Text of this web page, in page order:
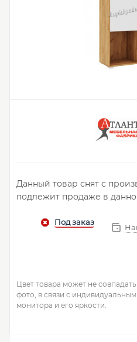
Данный товар снят с
подлежит продаже в
Цвет товара может не
фото, в связи с
монитора и его яркости.